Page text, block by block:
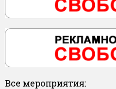
Все мероприятия: